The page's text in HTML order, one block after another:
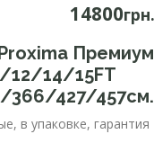
14800грн.
Премиум
14/15FT
366/427/457см.
в упаковке, гарантия